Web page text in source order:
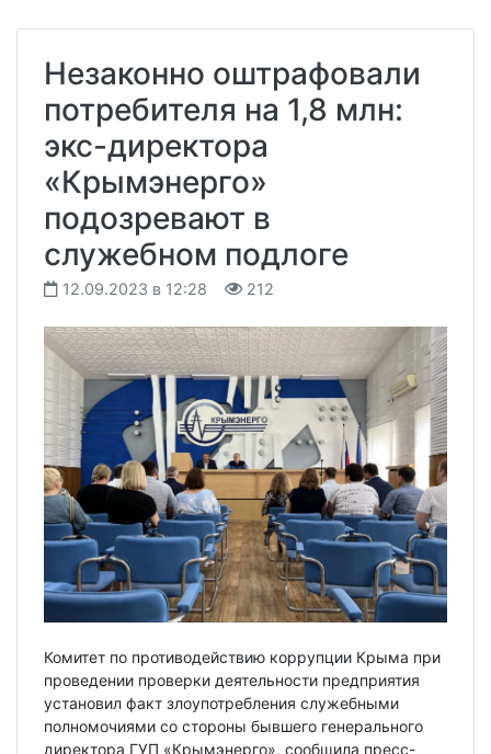
Незаконно оштрафовали
потребителя на 1,8 млн:
экс-директора
«Крымэнерго»
подозревают в
служебном подлоге
12.09.2023 в 12:28 212
Комитет по противодействию коррупции Крыма при
проведении проверки деятельности предприятия
установил факт злоупотребления служебными
полномочиями со стороны бывшего генерального
директора ГУП «Крымэнерго», сообщила пресс-